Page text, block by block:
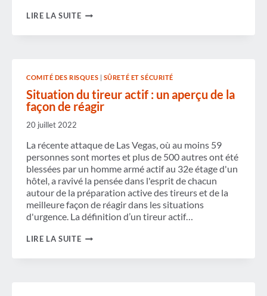
LIRE LA SUITEDERNIÈRES
EUROPE
COMITÉ DES RISQUES | SÛRETÉ ET SÉCURITÉ
Situation du tireur actif : un aperçu de la
façon de réagir
20 juillet 2022
La récente attaque de Las Vegas, où au moins 59
personnes sont mortes et plus de 500 autres ont été
blessées par un homme armé actif au 32e étage d'un
hôtel, a ravivé la pensée dans l'esprit de chacun
autour de la préparation active des tireurs et de la
meilleure façon de réagir dans les situations
d'urgence. La définition d’un tireur actif…
LIRE LA SUITESITUATION